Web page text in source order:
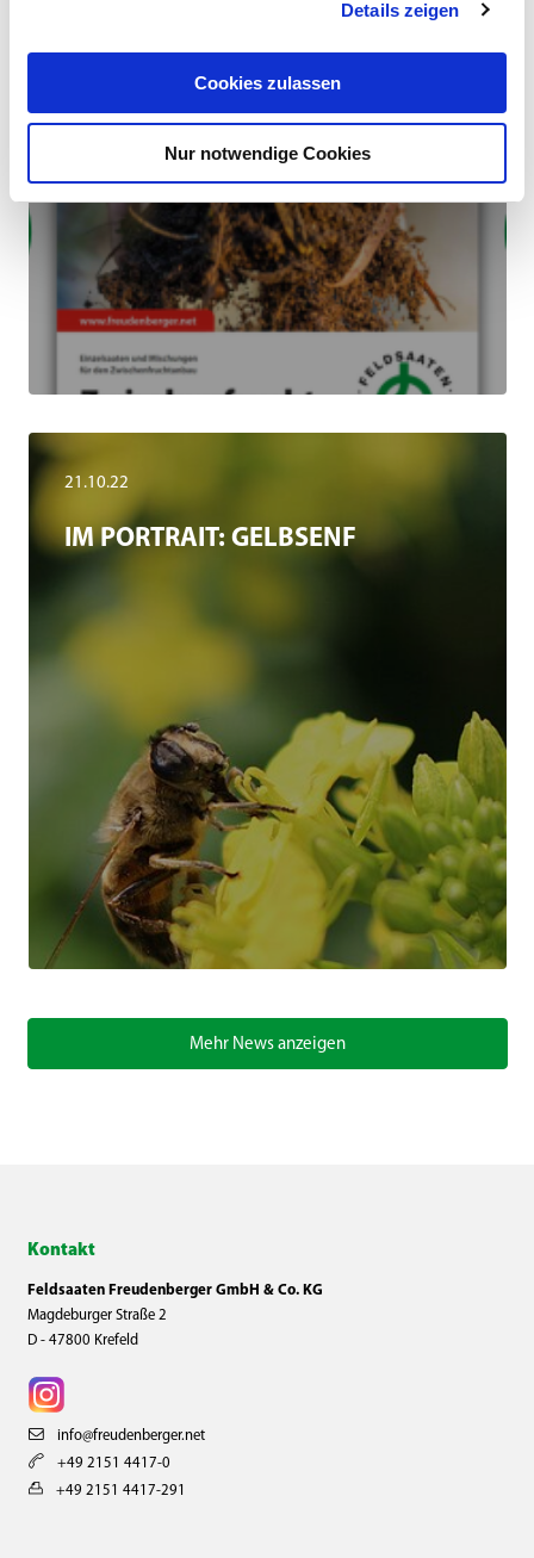
Details zeigen
Cookies zulassen
Nur notwendige Cookies
21.10.22
IM PORTRAIT: GELBSENF
Mehr News anzeigen
Kontakt
Feldsaaten Freudenberger GmbH & Co. KG
Magdeburger Straße 2
D - 47800 Krefeld
info@freudenberger.net
+49 2151 4417-0
+49 2151 4417-291